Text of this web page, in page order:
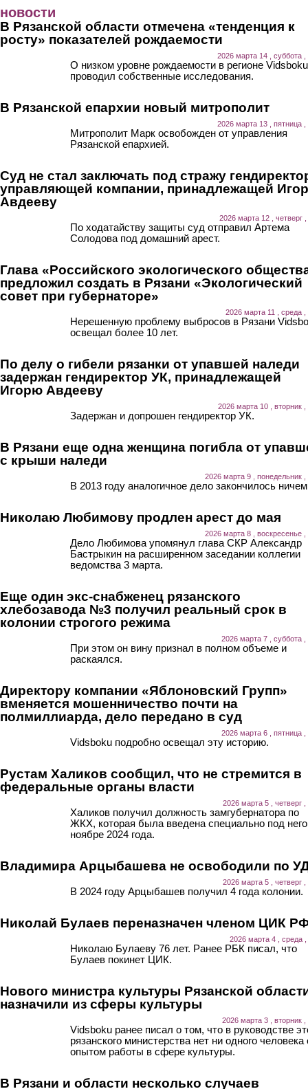
новости
В Рязанской области отмечена «тенденция к
росту» показателей рождаемости
2026 марта 14 , суббота ,
О низком уровне рождаемости в регионе Vidsboku
проводил собственные исследования.
В Рязанской епархии новый митрополит
2026 марта 13 , пятница ,
Митрополит Марк освобожден от управления
Рязанской епархией.
Суд не стал заключать под стражу
управляющей компании, принадлежащей
Авдееву
2026 марта 12 , четверг ,
По ходатайству защиты суд отправил Артема
Солодова под домашний арест.
Глава «Российского экологического
предложил создать в Рязани «Экологический
совет при губернаторе»
2026 марта 11 , среда ,
Нерешенную проблему выбросов в Рязани
освещал более 10 лет.
По делу о гибели рязанки от упавшей наледи
задержан гендиректор УК, принадлежащей
Игорю Авдееву
2026 марта 10 , вторник ,
Задержан и допрошен гендиректор УК.
В Рязани еще одна женщина погибла от
с крыши наледи
2026 марта 9 , понедельник ,
В 2013 году аналогичное дело закончилось
Николаю Любимову продлен арест до мая
2026 марта 8 , воскресенье ,
Дело Любимова упомянул глава СКР Александр
Бастрыкин на расширенном заседании коллегии
ведомства 3 марта.
Еще один экс-снабженец рязанского
хлебозавода №3 получил реальный срок в
колонии строгого режима
2026 марта 7 , суббота ,
При этом он вину признал в полном объеме и
раскаялся.
Директору компании «Яблоновский Групп»
вменяется мошенничество почти на
полмиллиарда, дело передано в суд
2026 марта 6 , пятница ,
Vidsboku подробно освещал эту историю.
Рустам Халиков сообщил, что не стремится в
федеральные органы власти
2026 марта 5 , четверг ,
Халиков получил должность замгубернатора по
ЖКХ, которая была введена специально под
ноябре 2024 года.
Владимира Арцыбашева не освободили по
2026 марта 5 , четверг ,
В 2024 году Арцыбашев получил 4 года колонии.
Николай Булаев переназначен членом ЦИК
2026 марта 4 , среда ,
Николаю Булаеву 76 лет. Ранее РБК писал, что
Булаев покинет ЦИК.
Нового министра культуры Рязанской
назначили из сферы культуры
2026 марта 3 , вторник ,
Vidsboku ранее писал о том, что в руководстве
рязанского министерства нет ни одного человека
опытом работы в сфере культуры.
В Рязани и области несколько случаев